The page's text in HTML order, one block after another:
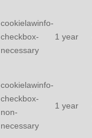
cookielawinfo-
checkbox-
necessary
1 year
cookielawinfo-
checkbox-
non-
necessary
1 year